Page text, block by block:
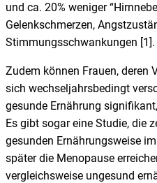
und ca. 20% weniger
Gelenkschmerzen,
Stimmungsschwankungen [1].
Zudem können Frauen, deren
sich wechseljahrsbedingt
gesunde Ernährung
Es gibt sogar eine Studie, die
gesunden Ernährungsweise
später die Menopause
vergleichsweise ungesund